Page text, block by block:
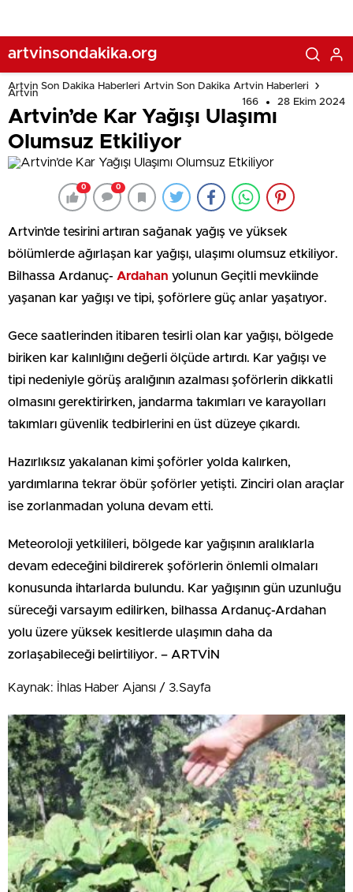
artvinsondakika.org
Artvin Son Dakika Haberleri Artvin Son Dakika Artvin Haberleri
Artvin
166
28 Ekim 2024
Artvin’de Kar Yağışı Ulaşımı
Olumsuz Etkiliyor
0 0
Artvin’de tesirini artıran sağanak yağış ve yüksek
bölümlerde ağırlaşan kar yağışı, ulaşımı olumsuz etkiliyor.
Bilhassa Ardanuç- Ardahan yolunun Geçitli mevkiinde
yaşanan kar yağışı ve tipi, şoförlere güç anlar yaşatıyor.
Gece saatlerinden itibaren tesirli olan kar yağışı, bölgede
biriken kar kalınlığını değerli ölçüde artırdı. Kar yağışı ve
tipi nedeniyle görüş aralığının azalması şoförlerin dikkatli
olmasını gerektirirken, jandarma takımları ve karayolları
takımları güvenlik tedbirlerini en üst düzeye çıkardı.
Hazırlıksız yakalanan kimi şoförler yolda kalırken,
yardımlarına tekrar öbür şoförler yetişti. Zinciri olan araçlar
ise zorlanmadan yoluna devam etti.
Meteoroloji yetkilileri, bölgede kar yağışının aralıklarla
devam edeceğini bildirerek şoförlerin önlemli olmaları
konusunda ihtarlarda bulundu. Kar yağışının gün uzunluğu
süreceği varsayım edilirken, bilhassa Ardanuç-Ardahan
yolu üzere yüksek kesitlerde ulaşımın daha da
zorlaşabileceği belirtiliyor. – ARTVİN
Kaynak: İhlas Haber Ajansı / 3.Sayfa